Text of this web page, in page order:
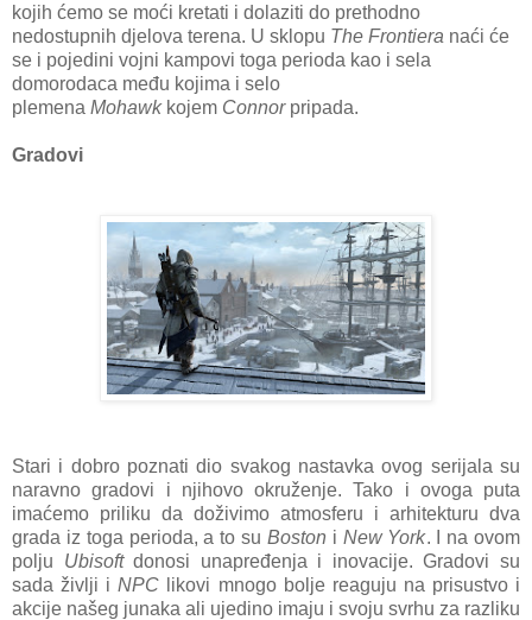
kojih ćemo se moći kretati i dolaziti do prethodno
nedostupnih djelova terena. U sklopu The Frontiera naći će
se i pojedini vojni kampovi toga perioda kao i sela
domorodaca među kojima i selo
plemena Mohawkkojem Connorpripada.
Gradovi
Stari i dobro poznati dio svakog nastavka ovog serijala su
naravno gradovi i njihovo okruženje. Tako i ovoga puta
imaćemo priliku da doživimo atmosferu i arhitekturu dva
grada iz toga perioda, a to su Boston i New York. I na ovom
polju Ubisoftdonosi unapređenja i inovacije. Gradovi su
sada življi iNPC likovi mnogo bolje reaguju na prisustvo i
akcije našeg junaka ali ujedino imaju i svoju svrhu za razliku